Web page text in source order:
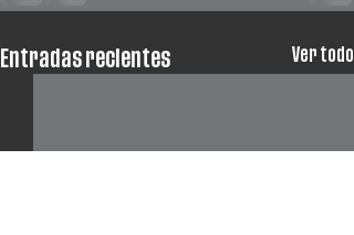
Entradas recientes Ver todo